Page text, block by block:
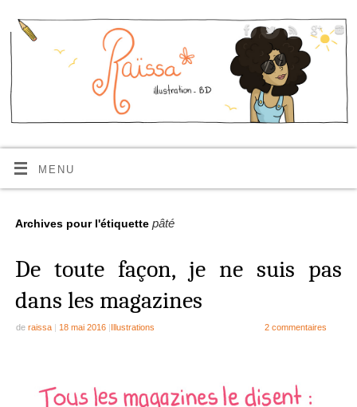
MENU
Archives pour l'étiquette pâté
De toute façon, je ne suis pas
dans les magazines
de raissa | 18 mai 2016 |Illustrations 2 commentaires